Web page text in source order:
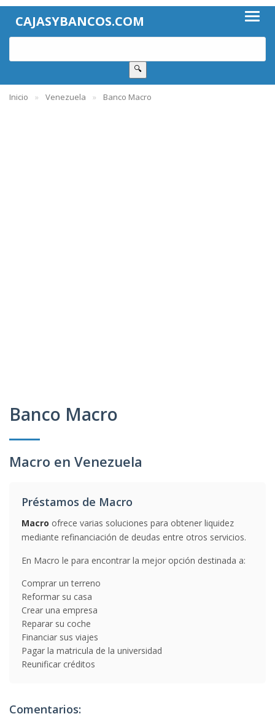
CAJASYBANCOS.COM
🔍
Inicio Venezuela Banco Macro
Banco Macro
Macro en Venezuela
Préstamos de Macro
Macro ofrece varias soluciones para obtener liquidez
mediante refinanciación de deudas entre otros servicios.
En Macro le para encontrar la mejor opción destinada a:
Comprar un terreno
Reformar su casa
Crear una empresa
Reparar su coche
Financiar sus viajes
Pagar la matricula de la universidad
Reunificar créditos
Comentarios: